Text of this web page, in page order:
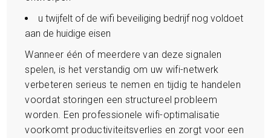
u twijfelt of de wifi beveiliging bedrijf nog voldoet
aan de huidige eisen
Wanneer één of meerdere van deze signalen
spelen, is het verstandig om uw wifi-netwerk
verbeteren serieus te nemen en tijdig te handelen
voordat storingen een structureel probleem
worden. Een professionele wifi-optimalisatie
voorkomt productiviteitsverlies en zorgt voor een